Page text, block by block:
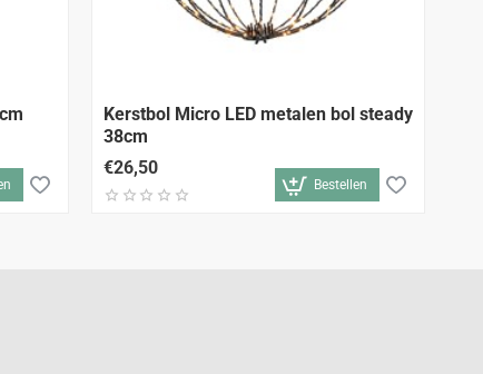
Kerstbol Micro LED metalen bol steady
38cm
€26,50
Bestellen